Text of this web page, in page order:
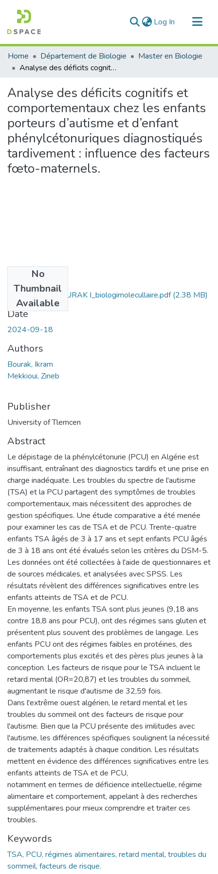
Log In (current)
Communities & Collections
All of DSpace
Home Département de Biologie
Master en Biologie
Analyse des déficits cognitifs et comportementaux chez les enfants porteurs d’autisme et d’enfant phénylcétonuriques diagnostiqués tardivement : influence des facteurs fœto-maternels.
Analyse des déficits cognitifs et
comportementaux chez les enfants
porteurs d’autisme et d’enfant
phénylcétonuriques diagnostiqués
tardivement : influence des facteurs
fœto-maternels.
No
Thumbnail
Available
MEKKIOUI Z_BOURAK I_biologimolecullaire.pdf(2.38 MB)
Date
2024-09-18
Authors
Bourak, Ikram
Mekkioui, Zineb
Publisher
University of Tlemcen
Abstract
Le dépistage de la phénylcétonurie (PCU) en Algérie est
insuffisant, entraînant des diagnostics tardifs et une prise en
charge inadéquate. Les troubles du spectre de l'autisme
(TSA) et la PCU partagent des symptômes de troubles
comportementaux, mais nécessitent des approches de
gestion spécifiques. Une étude comparative a été menée
pour examiner les cas de TSA et de PCU. Trente-quatre
enfants TSA âgés de 3 à 17 ans et sept enfants PCU âgés
de 3 à 18 ans ont été évalués selon les critères du DSM-5.
Les données ont été collectées à l'aide de questionnaires et
de sources médicales, et analysées avec SPSS. Les
résultats révèlent des différences significatives entre les
enfants atteints de TSA et de PCU.
En moyenne, les enfants TSA sont plus jeunes (9,18 ans
contre 18,8 ans pour PCU), ont des régimes sans gluten et
présentent plus souvent des problèmes de langage. Les
enfants PCU ont des régimes faibles en protéines, des
comportements plus excités et des pères plus jeunes à la
conception. Les facteurs de risque pour le TSA incluent le
retard mental (OR=20,87) et les troubles du sommeil,
augmentant le risque d'autisme de 32,59 fois.
Dans l'extrême ouest algérien, le retard mental et les
troubles du sommeil ont des facteurs de risque pour
l'autisme. Bien que la PCU présente des imilitudes avec
l'autisme, les différences spécifiques soulignent la nécessité
de traitements adaptés à chaque condition. Les résultats
mettent en évidence des différences significatives entre les
enfants atteints de TSA et de PCU,
notamment en termes de déficience intellectuelle, régime
alimentaire et comportement, appelant à des recherches
supplémentaires pour mieux comprendre et traiter ces
troubles.
Keywords
TSA, PCU, régimes alimentaires, retard mental, troubles du
sommeil, facteurs de risque.